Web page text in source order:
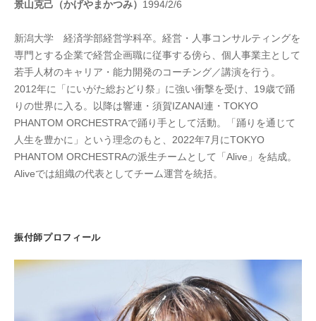
景山克己（かげやまかつみ） 1994/2/6
新潟大学 経済学部経営学科卒。経営・人事コンサルティングを
専門とする企業で経営企画職に従事する傍ら、個人事業主として
若手人材のキャリア・能力開発のコーチング／講演を行う。
2012年に「にいがた総おどり祭」に強い衝撃を受け、19歳で踊
りの世界に入る。以降は響連・須賀IZANAI連・TOKYO
PHANTOM ORCHESTRAで踊り手として活動。「踊りを通じて
人生を豊かに」という理念のもと、2022年7月にTOKYO
PHANTOM ORCHESTRAの派生チームとして「Alive」を結成。
Aliveでは組織の代表としてチーム運営を統括。
振付師プロフィール